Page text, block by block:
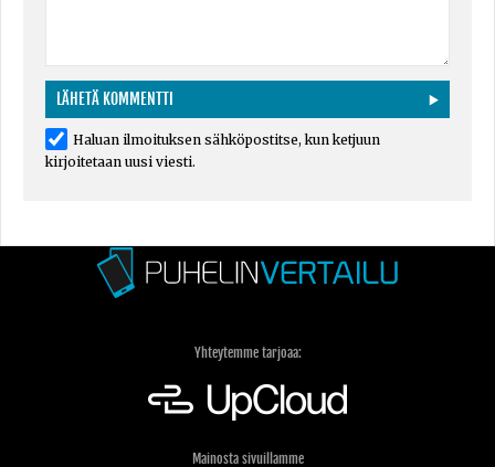
Haluan ilmoituksen sähköpostitse, kun ketjuun
kirjoitetaan uusi viesti.
Yhteytemme tarjoaa:
Mainosta sivuillamme